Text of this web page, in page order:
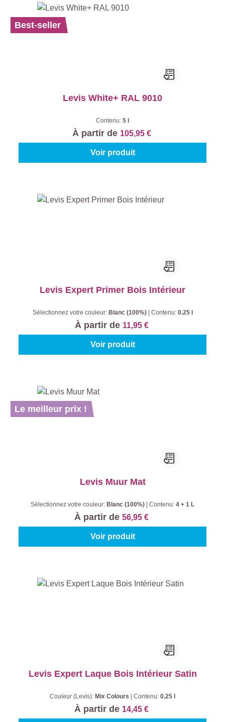
Best-seller
Levis White+ RAL 9010
Contenu: 5 l
À partir de 105,95 €
Voir produit
Levis Expert Primer Bois Intérieur
Sélectionnez votre couleur: Blanc (100%) Contenu: 0.25 l
À partir de 11,95 €
Voir produit
Le meilleur prix !
Levis Muur Mat
Sélectionnez votre couleur: Blanc (100%) Contenu: 4 + 1 L
À partir de 56,95 €
Voir produit
Levis Expert Laque Bois Intérieur Satin
Couleur (Levis): Mix Colours Contenu: 0.25 l
À partir de 14,45 €